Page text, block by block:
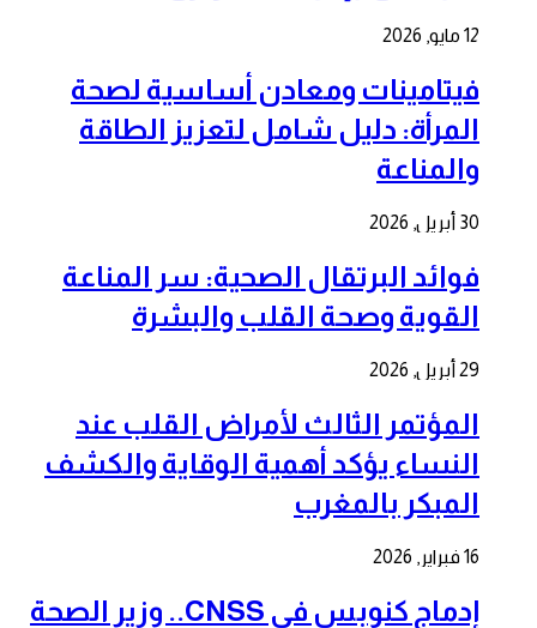
12 مايو, 2026
فيتامينات ومعادن أساسية لصحة
المرأة: دليل شامل لتعزيز الطاقة
والمناعة
30 أبريل, 2026
فوائد البرتقال الصحية: سر المناعة
القوية وصحة القلب والبشرة
29 أبريل, 2026
المؤتمر الثالث لأمراض القلب عند
النساء يؤكد أهمية الوقاية والكشف
المبكر بالمغرب
16 فبراير, 2026
إدماج كنوبس في CNSS.. وزير الصحة